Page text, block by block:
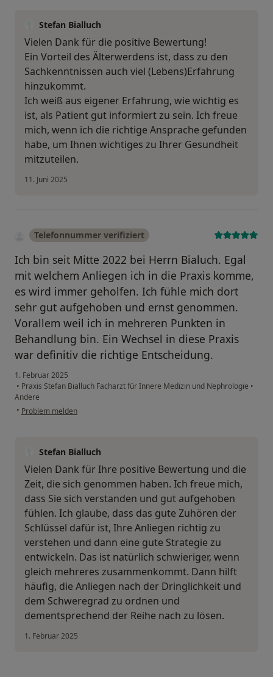
Stefan Bialluch
Vielen Dank für die positive Bewertung!
Ein Vorteil des Älterwerdens ist, dass zu den
Sachkenntnissen auch viel (Lebens)Erfahrung
hinzukommt.
Ich weiß aus eigener Erfahrung, wie wichtig es
ist, als Patient gut informiert zu sein. Ich freue
mich, wenn ich die richtige Ansprache gefunden
habe, um Ihnen wichtiges zu Ihrer Gesundheit
mitzuteilen.
11. Juni 2025
Telefonnummer verifiziert
Ich bin seit Mitte 2022 bei Herrn Bialuch. Egal
mit welchem Anliegen ich in die Praxis komme,
es wird immer geholfen. Ich fühle mich dort
sehr gut aufgehoben und ernst genommen.
Vorallem weil ich in mehreren Punkten in
Behandlung bin. Ein Wechsel in diese Praxis
war definitiv die richtige Entscheidung.
1. Februar 2025
• Praxis Stefan Bialluch Facharzt für Innere Medizin und Nephrologie •
Andere
• Problem melden
Stefan Bialluch
Vielen Dank für Ihre positive Bewertung und die
Zeit, die sich genommen haben. Ich freue mich,
dass Sie sich verstanden und gut aufgehoben
fühlen. Ich glaube, dass das gute Zuhören der
Schlüssel dafür ist, Ihre Anliegen richtig zu
verstehen und dann eine gute Strategie zu
entwickeln. Das ist natürlich schwieriger, wenn
gleich mehreres zusammenkommt. Dann hilft
häufig, die Anliegen nach der Dringlichkeit und
dem Schweregrad zu ordnen und
dementsprechend der Reihe nach zu lösen.
1. Februar 2025